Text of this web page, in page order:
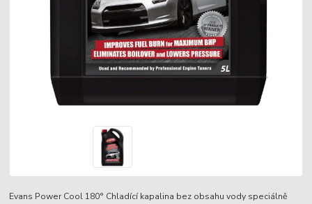
Evans Power Cool 180° Chladící kapalina bez obsahu vody speciálně